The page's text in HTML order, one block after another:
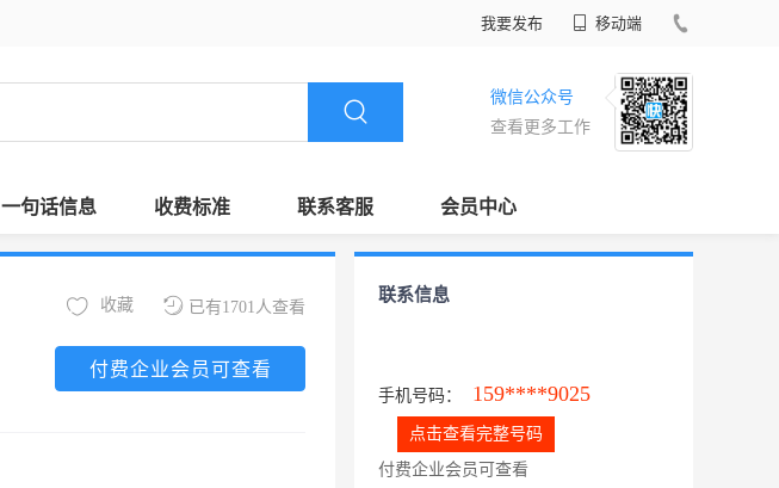
我要发布 移动端
微信公众号
查看更多工作
一句话信息 收费标准 联系客服 会员中心
已有1701人查看
收藏
付费企业会员可查看
联系信息
手机号码： 159****9025
点击查看完整号码
付费企业会员可查看